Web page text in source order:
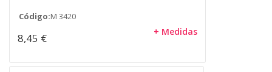
Código:M 3420
8,45 € + Medidas